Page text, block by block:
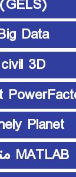
(GELS)
Data
civil 3D
Planet
MATLAB متلب